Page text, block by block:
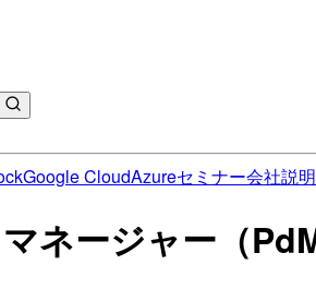
Google CloudAzureセミナー会社説
ネージャー（